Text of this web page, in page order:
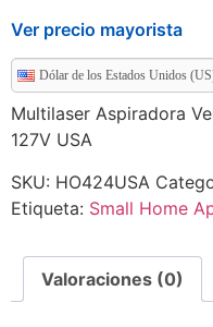
Ver precio mayorista
Dólar de los Estados Unidos
Multilaser Aspiradora
127V USA
SKU: HO424USA
Etiqueta: Small Home
Valoraciones (0)